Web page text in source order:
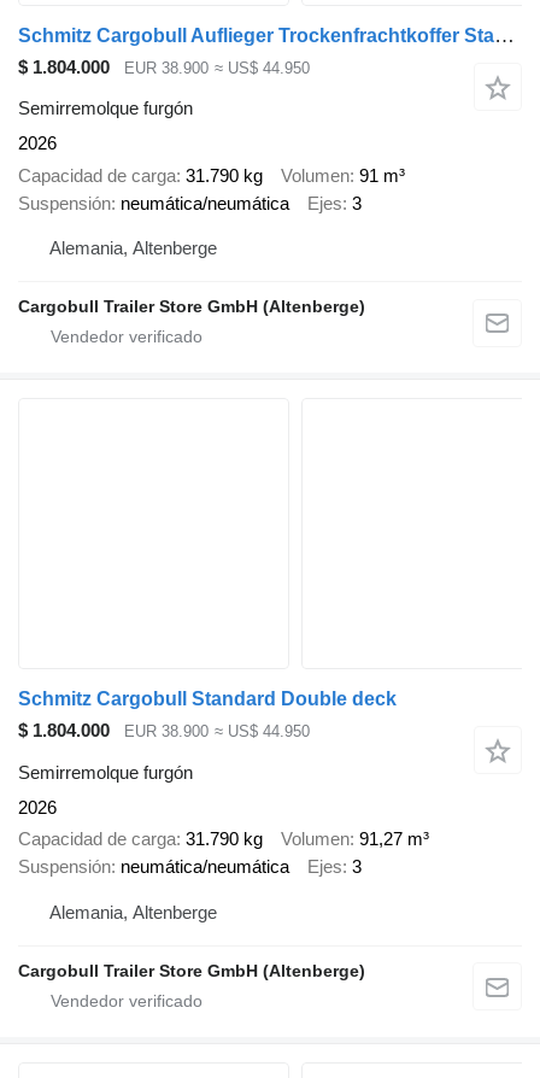
Schmitz Cargobull Auflieger Trockenfrachtkoffer Standard Double deck
$ 1.804.000 EUR 38.900 ≈ US$ 44.950
Semirremolque furgón
2026
Capacidad de carga 31.790 kg Volumen 91 m³
Suspensión neumática/neumática Ejes 3
Alemania, Altenberge
Cargobull Trailer Store GmbH (Altenberge)
Schmitz Cargobull Standard Double deck
$ 1.804.000
EUR 38.900 ≈ US$ 44.950
Semirremolque furgón
2026
Capacidad de carga 31.790 kg Volumen 91,27 m³
Suspensión neumática/neumática Ejes 3
Alemania, Altenberge
Cargobull Trailer Store GmbH (Altenberge)